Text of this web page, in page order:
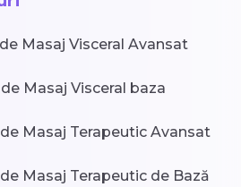
Masaj Visceral Avansat
Masaj Visceral baza
Masaj Terapeutic Avansat
Masaj Terapeutic de Bază